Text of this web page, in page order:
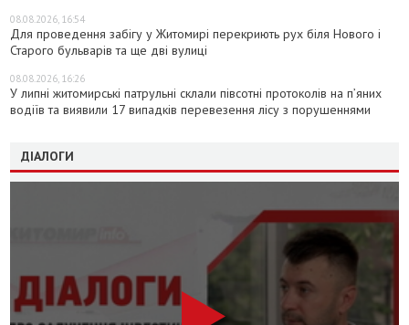
08.08.2026, 16:54
Для проведення забігу у Житомирі перекриють рух біля Нового і
Старого бульварів та ще дві вулиці
08.08.2026, 16:26
У липні житомирські патрульні склали півсотні протоколів на пʼяних
водіїв та виявили 17 випадків перевезення лісу з порушеннями
ДІАЛОГИ